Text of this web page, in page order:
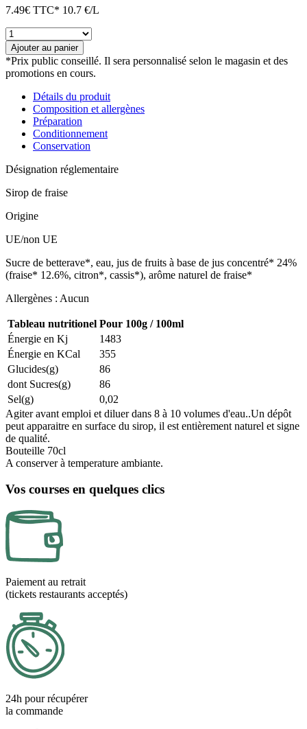
7.49€ TTC* 10.7 €/L
quantité
de
Sirop
de
fraise
Ajouter au panier
*Prix public conseillé. Il sera personnalisé selon le magasin et des
promotions en cours.
Détails du produit
Composition et allergènes
Préparation
Conditionnement
Conservation
Désignation réglementaire
Sirop de fraise
Origine
UE/non UE
Sucre de betterave*, eau, jus de fruits à base de jus concentré* 24%
(fraise* 12.6%, citron*, cassis*), arôme naturel de fraise*
Allergènes : Aucun
Tableau nutritionel Pour 100g / 100ml
Énergie en Kj
1483
Énergie en KCal
355
Glucides(g)
86
dont Sucres(g)
86
Sel(g)
0,02
Agiter avant emploi et diluer dans 8 à 10 volumes d'eau..Un dépôt
peut apparaitre en surface du sirop, il est entièrement naturel et signe
de qualité.
Bouteille 70cl
A conserver à temperature ambiante.
Vos courses en quelques clics
Paiement au retrait
(tickets restaurants acceptés)
24h pour récupérer
la commande